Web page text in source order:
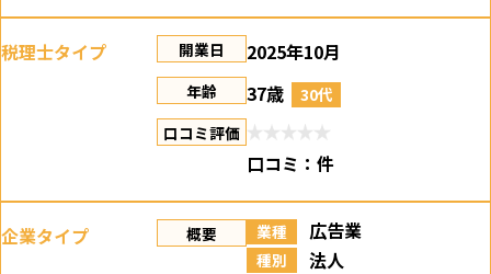
税理士タイプ 開業日 2025年10月
年齢 37歳
30代
口コミ評価
口コミ：件
企業タイプ 概要 業種 広告業
種別 法人